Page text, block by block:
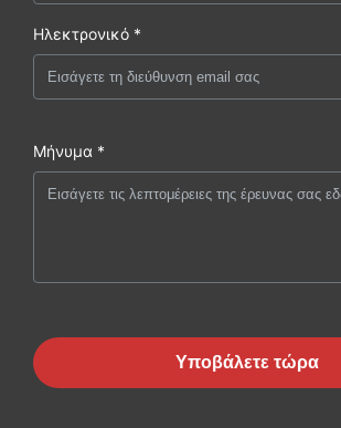
Ηλεκτρονικό *
Μήνυμα *
Υποβάλετε τώρα